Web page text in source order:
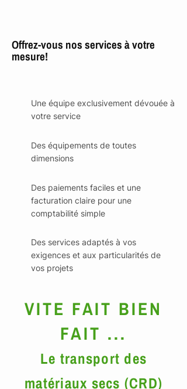
Offrez-vous nos services à votre
mesure!
Une équipe exclusivement dévouée à
votre service
Des équipements de toutes
dimensions
Des paiements faciles et une
facturation claire pour une
comptabilité simple
Des services adaptés à vos
exigences et aux particularités de
vos projets
VITE FAIT BIEN
FAIT ...
Le transport des
matériaux secs (CRD)